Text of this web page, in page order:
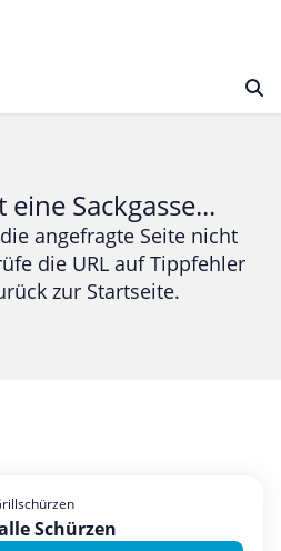
Sackgasse...
angefragte Seite nicht
die URL auf Tippfehler
zur Startseite.
Schürzen